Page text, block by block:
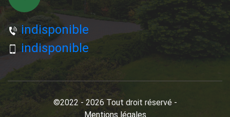
indisponible
indisponible
©2022 - 2026 Tout droit réservé -
Mentions légales